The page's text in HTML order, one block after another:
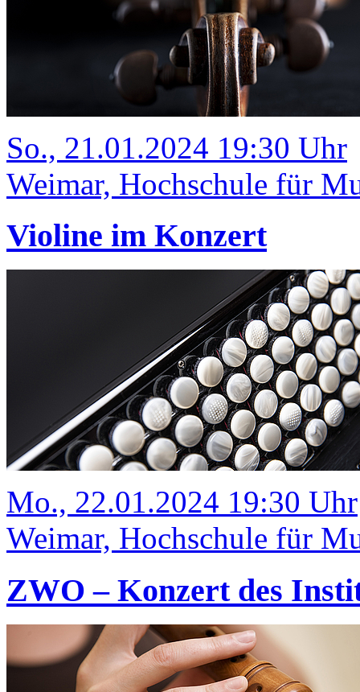
So., 21.01.2024 19:30 Uhr
Weimar, Hochschule für
Violine im Konzert
Mo., 22.01.2024 19:30 Uhr
Weimar, Hochschule für
ZWO – Konzert des